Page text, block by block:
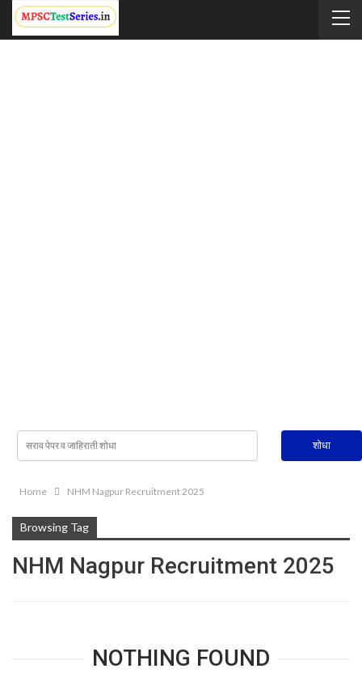
Home NHM Nagpur Recruitment 2025
Browsing Tag
NHM Nagpur Recruitment 2025
NOTHING FOUND